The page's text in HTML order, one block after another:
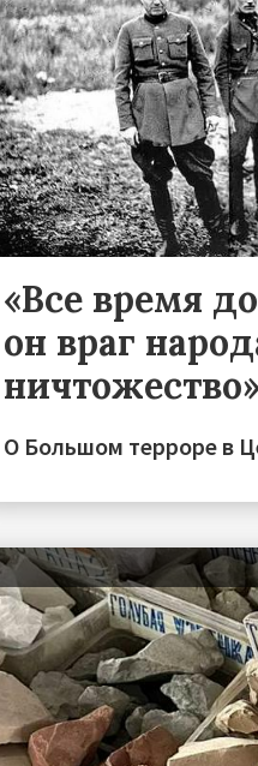
«Все время
он враг
О Большом терроре в